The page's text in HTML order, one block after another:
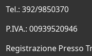
Tel.: 392/9850370
P.IVA.: 00939520946
Registrazione Presso